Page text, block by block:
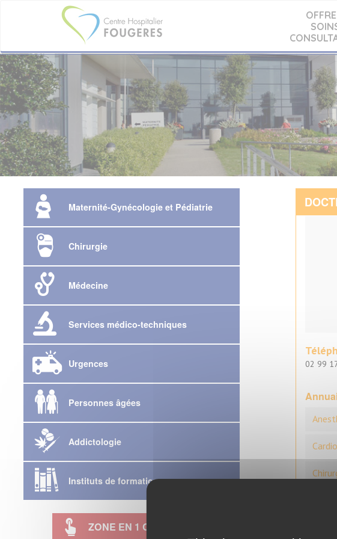
02 99
Maternité-Gynécologie et Pédiatrie
Chirurgie
Médecine
Services médico-techniques
Urgences
Personnes âgées
Addictologie
Instituts de formation
ZONE EN 1 CLIC